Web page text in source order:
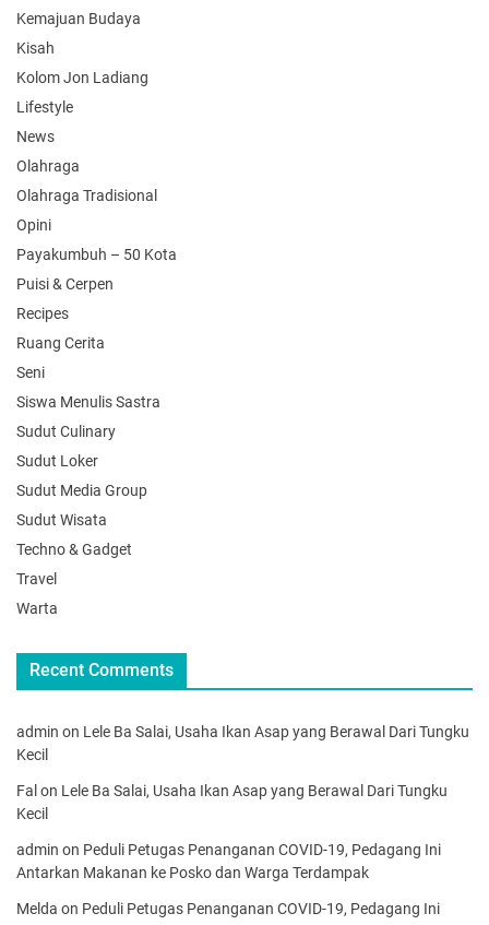
Kemajuan Budaya
Kisah
Kolom Jon Ladiang
Lifestyle
News
Olahraga
Olahraga Tradisional
Opini
Payakumbuh – 50 Kota
Puisi & Cerpen
Recipes
Ruang Cerita
Seni
Siswa Menulis Sastra
Sudut Culinary
Sudut Loker
Sudut Media Group
Sudut Wisata
Techno & Gadget
Travel
Warta
Recent Comments
admin on Lele Ba Salai, Usaha Ikan Asap yang Berawal Dari Tungku
Kecil
Fal on Lele Ba Salai, Usaha Ikan Asap yang Berawal Dari Tungku
Kecil
admin on Peduli Petugas Penanganan COVID-19, Pedagang Ini
Antarkan Makanan ke Posko dan Warga Terdampak
Melda on Peduli Petugas Penanganan COVID-19, Pedagang Ini